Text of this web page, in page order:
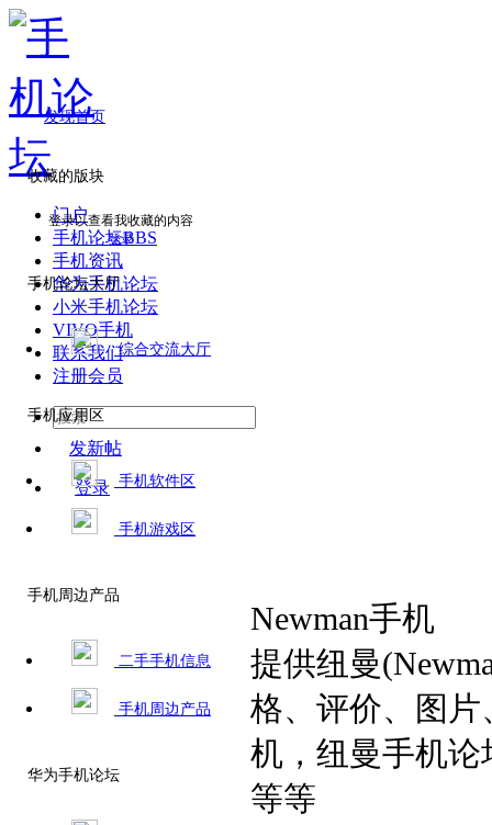
门户
手机论坛BBS
手机资讯
华为手机论坛
小米手机论坛
VIVO手机
联系我们
注册会员
发新帖
登录
发现首页
收藏的版块
登录以查看我收藏的内容
登录
手机论坛大厅
综合交流大厅
手机应用区
手机软件区
手机游戏区
手机周边产品
二手手机信息
手机周边产品
华为手机论坛
Newman手机
提供纽曼
格、评价、图片
机，纽曼手机
等等